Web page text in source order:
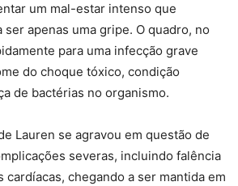
um mal-estar intenso que
apenas uma gripe. O quadro, no
para uma infecção grave
do choque tóxico, condição
de bactérias no organismo.
Lauren se agravou em questão de
severas, incluindo falência
cardíacas, chegando a ser mantida em